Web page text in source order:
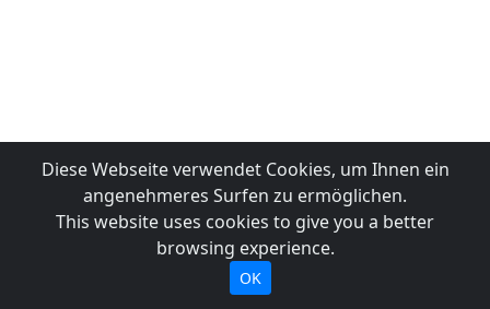
Diese Webseite verwendet Cookies, um Ihnen ein
angenehmeres Surfen zu ermöglichen.
This website uses cookies to give you a better
browsing experience.
OK